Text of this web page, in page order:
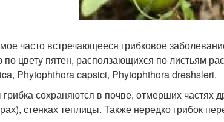
часто встречающееся грибковое
по цвету пятен, расползающихся по листьям
Phytophthora capsici, Phytophthora dreshsleri.
сохраняются в почве, отмерших частях
стенках теплицы. Также нередко грибок